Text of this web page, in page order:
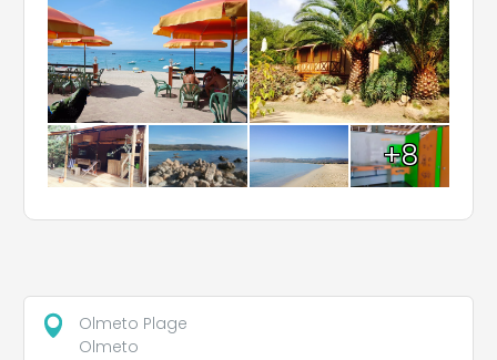
+8
Olmeto Plage
Olmeto